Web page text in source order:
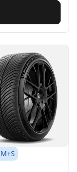
M+S